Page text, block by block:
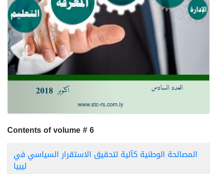
Contents of volume # 6
المصالحة الوطنية كآلية لتحقيق الاستقرار السياسي في
ليبيا